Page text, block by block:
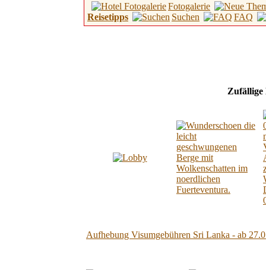
Fotogalerie
Reisetipps
Suchen FAQ
Zufällige
Aufhebung Visumgebühren Sri Lanka - ab